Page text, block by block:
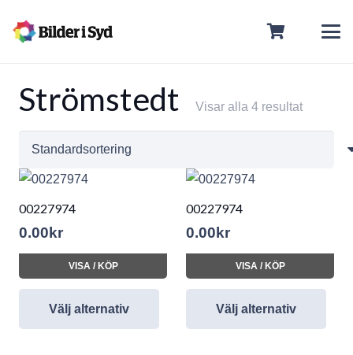
Strömstedt Visar alla 4 resultat
00227974
0.00 kr
VISA / KÖP
Välj alternativ
00227974
0.00 kr
VISA / KÖP
Välj alternativ